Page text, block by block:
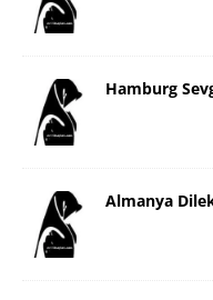
Hamburg
Almanya